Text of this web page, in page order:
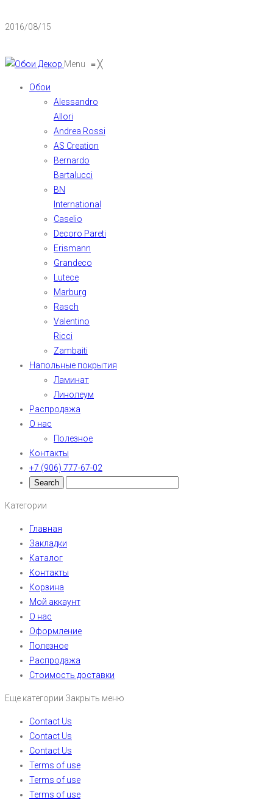
2016/08/15
Menu ≡╳
Обои
Alessandro
Allori
Andrea Rossi
AS Creation
Bernardo
Bartalucci
BN
International
Caselio
Decoro Pareti
Erismann
Grandeco
Lutece
Marburg
Rasch
Valentino
Ricci
Zambaiti
Напольные покрытия
Ламинат
Линолеум
Распродажа
О нас
Полезное
Контакты
+7 (906) 777-67-02
Категории
Главная
Закладки
Каталог
Контакты
Корзина
Мой аккаунт
О нас
Оформление
Полезное
Распродажа
Стоимость доставки
Еще категории Закрыть меню
Contact Us
Contact Us
Contact Us
Terms of use
Terms of use
Terms of use